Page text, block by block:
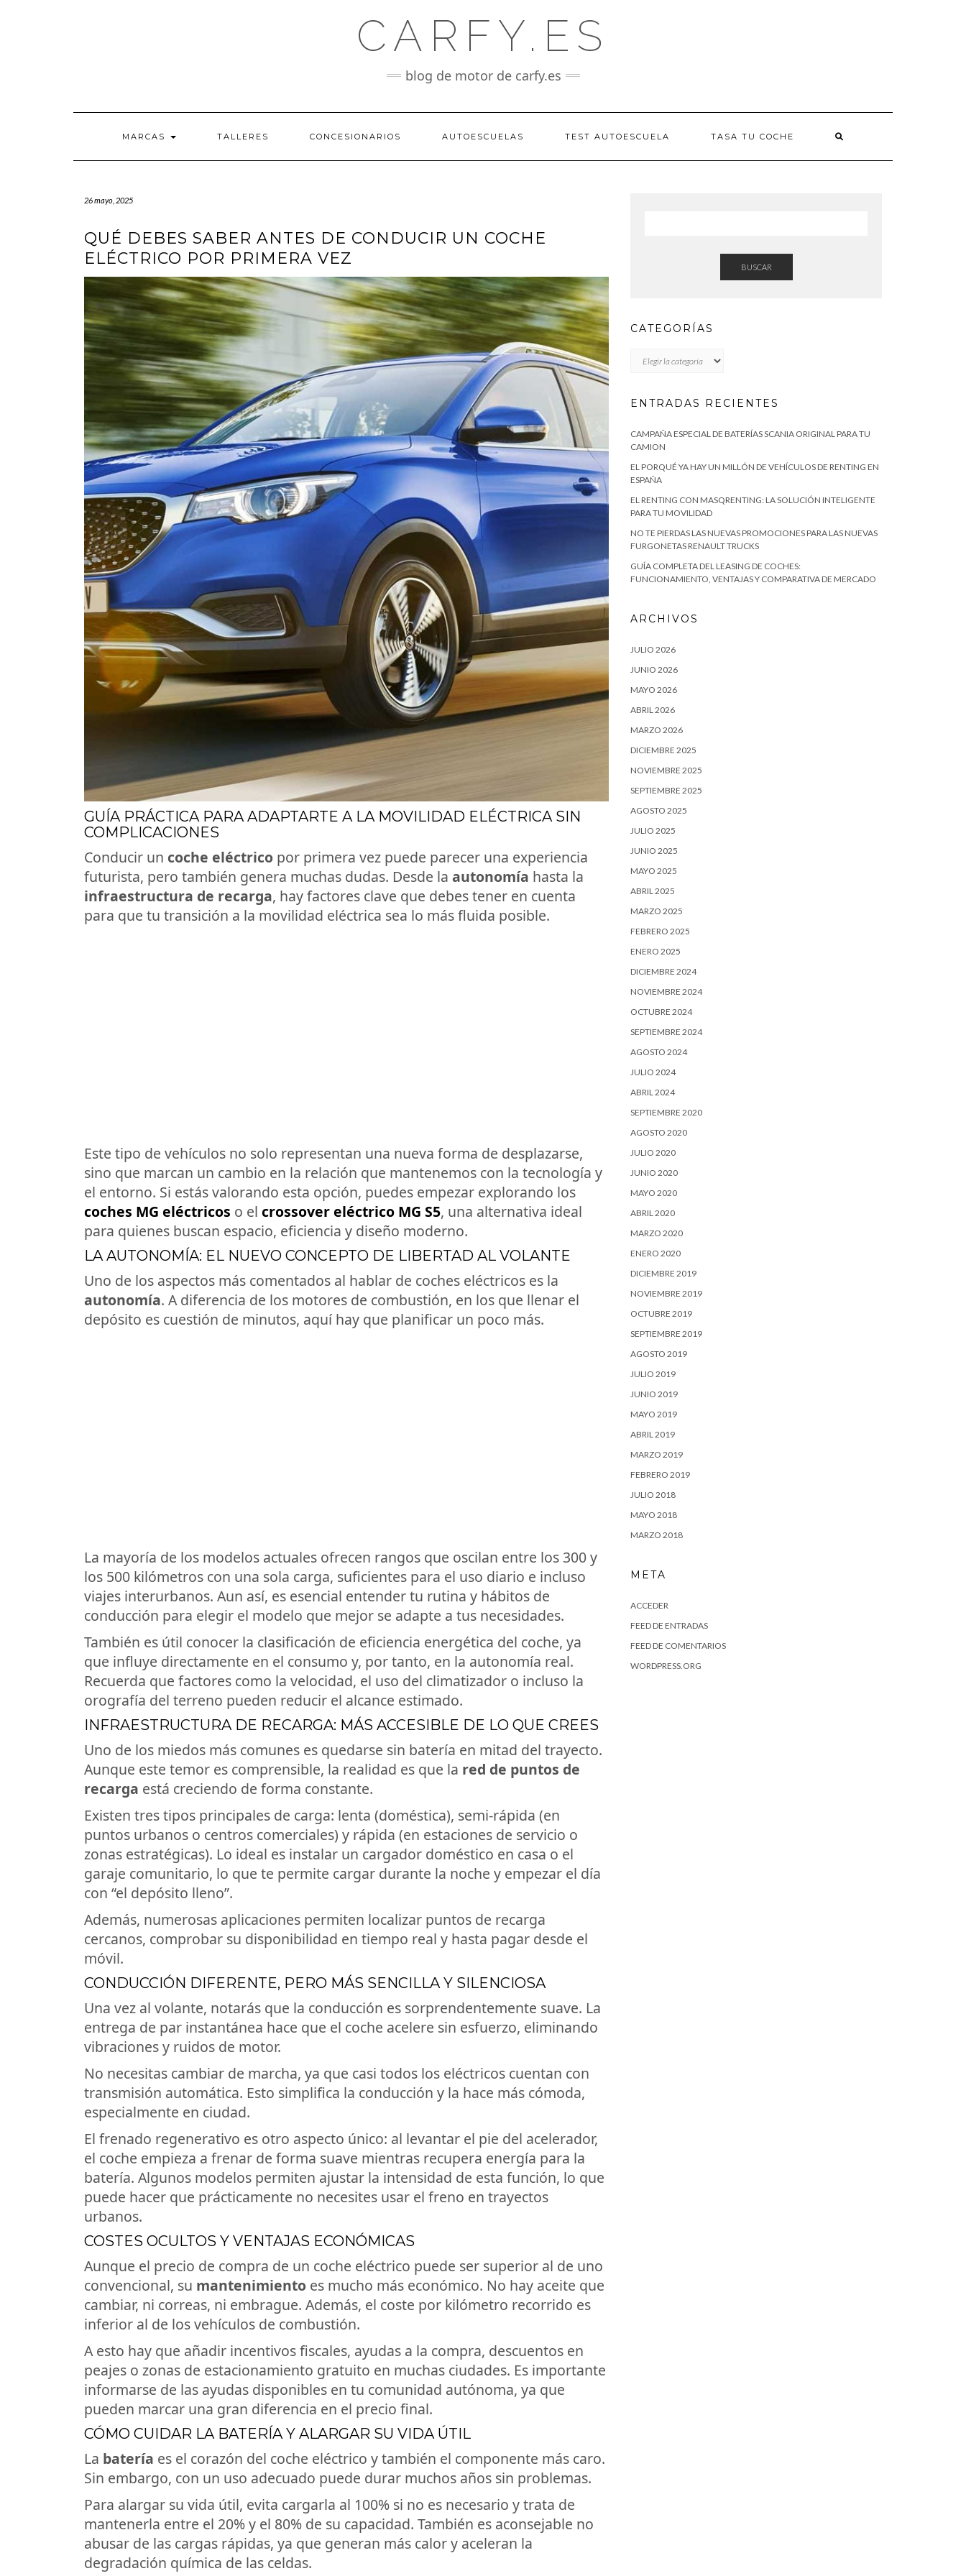
CARFY.ES
blog de motor de carfy.es
MARCAS TALLERES CONCESIONARIOS AUTOESCUELAS TEST AUTOESCUELA TASA TU COCHE
26 mayo, 2025
QUÉ DEBES SABER ANTES DE CONDUCIR UN COCHE
ELÉCTRICO POR PRIMERA VEZ
GUÍA PRÁCTICA PARA ADAPTARTE A LA MOVILIDAD ELÉCTRICA SIN
COMPLICACIONES
Conducir un coche eléctrico por primera vez puede parecer una experiencia
futurista, pero también genera muchas dudas. Desde la autonomía hasta la
infraestructura de recarga, hay factores clave que debes tener en cuenta
para que tu transición a la movilidad eléctrica sea lo más fluida posible.
Este tipo de vehículos no solo representan una nueva forma de desplazarse,
sino que marcan un cambio en la relación que mantenemos con la tecnología y
el entorno. Si estás valorando esta opción, puedes empezar explorando los
coches MG eléctricos o el crossover eléctrico MG S5, una alternativa ideal
para quienes buscan espacio, eficiencia y diseño moderno.
LA AUTONOMÍA: EL NUEVO CONCEPTO DE LIBERTAD AL VOLANTE
Uno de los aspectos más comentados al hablar de coches eléctricos es la
autonomía. A diferencia de los motores de combustión, en los que llenar el
depósito es cuestión de minutos, aquí hay que planificar un poco más.
La mayoría de los modelos actuales ofrecen rangos que oscilan entre los 300 y
los 500 kilómetros con una sola carga, suficientes para el uso diario e incluso
viajes interurbanos. Aun así, es esencial entender tu rutina y hábitos de
conducción para elegir el modelo que mejor se adapte a tus necesidades.
También es útil conocer la clasificación de eficiencia energética del coche, ya
que influye directamente en el consumo y, por tanto, en la autonomía real.
Recuerda que factores como la velocidad, el uso del climatizador o incluso la
orografía del terreno pueden reducir el alcance estimado.
INFRAESTRUCTURA DE RECARGA: MÁS ACCESIBLE DE LO QUE CREES
Uno de los miedos más comunes es quedarse sin batería en mitad del trayecto.
Aunque este temor es comprensible, la realidad es que la red de puntos de
recarga está creciendo de forma constante.
Existen tres tipos principales de carga: lenta (doméstica), semi-rápida (en
puntos urbanos o centros comerciales) y rápida (en estaciones de servicio o
zonas estratégicas). Lo ideal es instalar un cargador doméstico en casa o el
garaje comunitario, lo que te permite cargar durante la noche y empezar el día
con “el depósito lleno”.
Además, numerosas aplicaciones permiten localizar puntos de recarga
cercanos, comprobar su disponibilidad en tiempo real y hasta pagar desde el
móvil.
CONDUCCIÓN DIFERENTE, PERO MÁS SENCILLA Y SILENCIOSA
Una vez al volante, notarás que la conducción es sorprendentemente suave. La
entrega de par instantánea hace que el coche acelere sin esfuerzo, eliminando
vibraciones y ruidos de motor.
No necesitas cambiar de marcha, ya que casi todos los eléctricos cuentan con
transmisión automática. Esto simplifica la conducción y la hace más cómoda,
especialmente en ciudad.
El frenado regenerativo es otro aspecto único: al levantar el pie del acelerador,
el coche empieza a frenar de forma suave mientras recupera energía para la
batería. Algunos modelos permiten ajustar la intensidad de esta función, lo que
puede hacer que prácticamente no necesites usar el freno en trayectos
urbanos.
COSTES OCULTOS Y VENTAJAS ECONÓMICAS
Aunque el precio de compra de un coche eléctrico puede ser superior al de uno
convencional, su mantenimiento es mucho más económico. No hay aceite que
cambiar, ni correas, ni embrague. Además, el coste por kilómetro recorrido es
inferior al de los vehículos de combustión.
A esto hay que añadir incentivos fiscales, ayudas a la compra, descuentos en
peajes o zonas de estacionamiento gratuito en muchas ciudades. Es importante
informarse de las ayudas disponibles en tu comunidad autónoma, ya que
pueden marcar una gran diferencia en el precio final.
CÓMO CUIDAR LA BATERÍA Y ALARGAR SU VIDA ÚTIL
La batería es el corazón del coche eléctrico y también el componente más caro.
Sin embargo, con un uso adecuado puede durar muchos años sin problemas.
Para alargar su vida útil, evita cargarla al 100% si no es necesario y trata de
mantenerla entre el 20% y el 80% de su capacidad. También es aconsejable no
abusar de las cargas rápidas, ya que generan más calor y aceleran la
degradación química de las celdas.
BUSCAR
CATEGORÍAS
ENTRADAS RECIENTES
CAMPAÑA ESPECIAL DE BATERÍAS SCANIA ORIGINAL PARA TU
CAMION
EL PORQUÉ YA HAY UN MILLÓN DE VEHÍCULOS DE RENTING EN
ESPAÑA
EL RENTING CON MASQRENTING: LA SOLUCIÓN INTELIGENTE
PARA TU MOVILIDAD
NO TE PIERDAS LAS NUEVAS PROMOCIONES PARA LAS NUEVAS
FURGONETAS RENAULT TRUCKS
GUÍA COMPLETA DEL LEASING DE COCHES:
FUNCIONAMIENTO, VENTAJAS Y COMPARATIVA DE MERCADO
ARCHIVOS
JULIO 2026
JUNIO 2026
MAYO 2026
ABRIL 2026
MARZO 2026
DICIEMBRE 2025
NOVIEMBRE 2025
SEPTIEMBRE 2025
AGOSTO 2025
JULIO 2025
JUNIO 2025
MAYO 2025
ABRIL 2025
MARZO 2025
FEBRERO 2025
ENERO 2025
DICIEMBRE 2024
NOVIEMBRE 2024
OCTUBRE 2024
SEPTIEMBRE 2024
AGOSTO 2024
JULIO 2024
ABRIL 2024
SEPTIEMBRE 2020
AGOSTO 2020
JULIO 2020
JUNIO 2020
MAYO 2020
ABRIL 2020
MARZO 2020
ENERO 2020
DICIEMBRE 2019
NOVIEMBRE 2019
OCTUBRE 2019
SEPTIEMBRE 2019
AGOSTO 2019
JULIO 2019
JUNIO 2019
MAYO 2019
ABRIL 2019
MARZO 2019
FEBRERO 2019
JULIO 2018
MAYO 2018
MARZO 2018
META
ACCEDER
FEED DE ENTRADAS
FEED DE COMENTARIOS
WORDPRESS.ORG